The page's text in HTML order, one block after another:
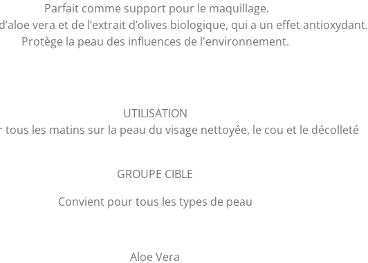
Parfait comme support pour le maquillage.
vera et de l’extrait d’olives biologique, qui a un effet antioxydant.
Protège la peau des influences de l'environnement.
UTILISATION
tous les matins sur la peau du visage nettoyée, le cou et le décolleté
GROUPE CIBLE
Convient pour tous les types de peau
Aloe Vera